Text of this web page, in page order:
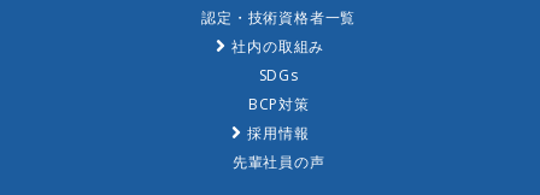
認定・技術資格者一覧
社内の取組み
SDGs
BCP対策
採用情報
先輩社員の声